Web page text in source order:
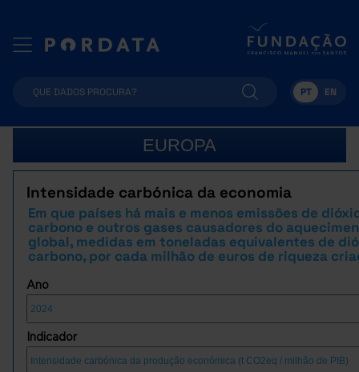
PT EN
EUROPA
Intensidade carbónica da economia
Em que países há mais e menos emissões de
carbono e outros gases causadores do
global, medidas em toneladas equivalentes de
carbono, por cada milhão de euros de riqueza
Ano
Indicador